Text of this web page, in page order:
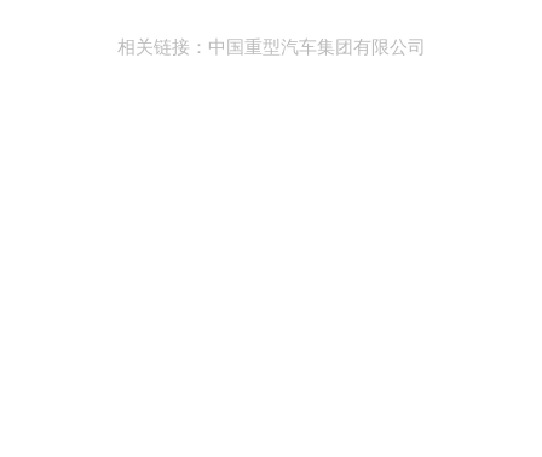
相关链接： 中国重型汽车集团有限公司